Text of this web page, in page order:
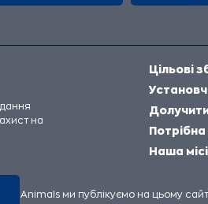
на
Цільові
Наша
UAnimals ми публікуємо на цьому